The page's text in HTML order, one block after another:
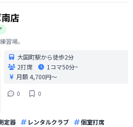
店
習場。
大国町駅から徒歩2分
2打席
1コマ50分~
月額 4,700円〜
0
0
定器 レンタルクラブ
個室打席